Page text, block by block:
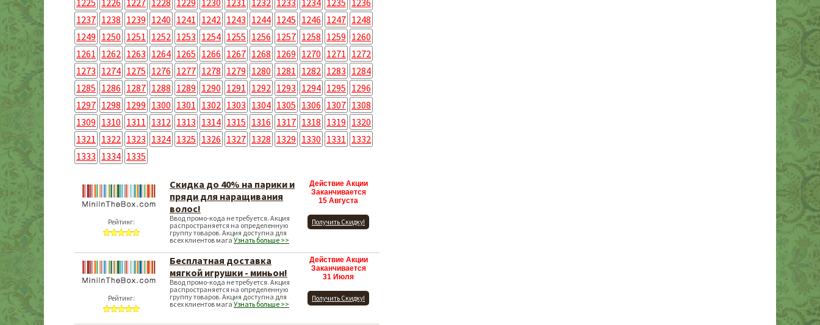
1225 1226 1227 1228 1229 1230 1231 1232 1233 1234 1235 1236
1237 1238 1239 1240 1241 1242 1243 1244 1245 1246 1247 1248
1249 1250 1251 1252 1253 1254 1255 1256 1257 1258 1259 1260
1261 1262 1263 1264 1265 1266 1267 1268 1269 1270 1271 1272
1273 1274 1275 1276 1277 1278 1279 1280 1281 1282 1283 1284
1285 1286 1287 1288 1289 1290 1291 1292 1293 1294 1295 1296
1297 1298 1299 1300 1301 1302 1303 1304 1305 1306 1307 1308
1309 1310 1311 1312 1313 1314 1315 1316 1317 1318 1319 1320
1321 1322 1323 1324 1325 1326 1327 1328 1329 1330 1331 1332
1333 1334 1335
Рейтинг:
Скидка до 40% на парики и
пряди для наращивания
волос!
Ввод промо-кода не требуется. Акция
распространяется на определенную
группу товаров. Акция доступна для
всех клиентов мага Узнать больше >>
Действие Акции
Заканчивается
15 Августа
Получить Скидку!
Рейтинг:
Бесплатная доставка
мягкой игрушки - миньон!
Ввод промо-кода не требуется. Акция
распространяется на определенную
группу товаров. Акция доступна для
всех клиентов мага Узнать больше >>
Действие Акции
Заканчивается
31 Июля
Получить Скидку!